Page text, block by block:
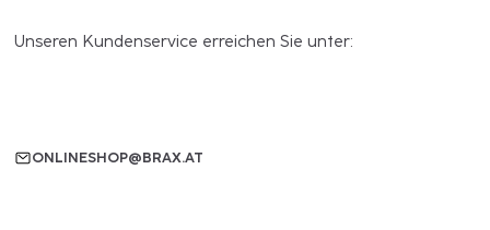
Unseren Kundenservice erreichen Sie unter:
ONLINESHOP@BRAX.AT